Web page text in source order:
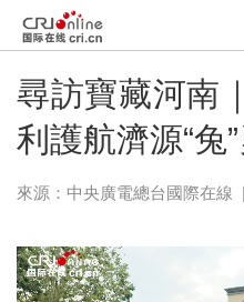
尋訪寶藏河南
利護航濟源“兔
來源：中央廣電總台國際在線